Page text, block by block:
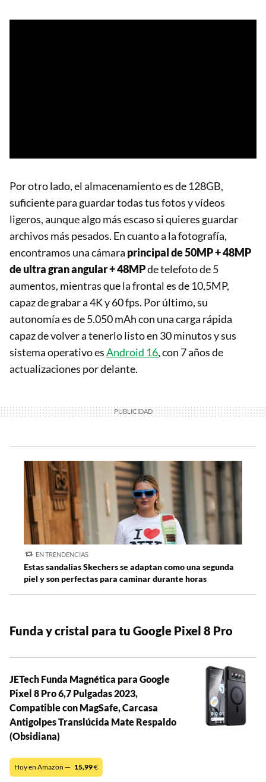
Por otro lado, el almacenamiento es de 128GB,
suficiente para guardar todas tus fotos y vídeos
ligeros, aunque algo más escaso si quieres guardar
archivos más pesados. En cuanto a la fotografía,
encontramos una cámara principal de 50MP + 48MP
de ultra gran angular + 48MPde telefoto de 5
aumentos, mientras que la frontal es de 10,5MP,
capaz de grabar a 4K y 60 fps. Por último, su
autonomía es de 5.050 mAh con una carga rápida
capaz de volver a tenerlo listo en 30 minutos y sus
sistema operativo esAndroid 16, con 7 años de
actualizaciones por delante.
EN TRENDENCIAS
Estas sandalias Skechers se adaptan como una segunda
piel y son perfectas para caminar durante horas
Funda y cristal para tu Google Pixel 8 Pro
JETech Funda Magnética para Google
Pixel 8 Pro 6,7 Pulgadas 2023,
Compatible con MagSafe, Carcasa
Antigolpes Translúcida Mate Respaldo
(Obsidiana)
Hoy en Amazon — 15,99€